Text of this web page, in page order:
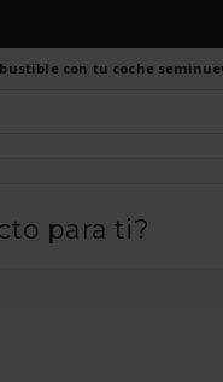
con tu coche
para ti?